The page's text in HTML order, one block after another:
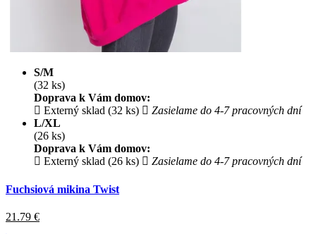
S/M
(32 ks)
Doprava k Vám domov:
Externý sklad (32 ks)
Zasielame do 4-7 pracovných dní
L/XL
(26 ks)
Doprava k Vám domov:
Externý sklad (26 ks)
Zasielame do 4-7 pracovných dní
Fuchsiová mikina Twist
21.79 €